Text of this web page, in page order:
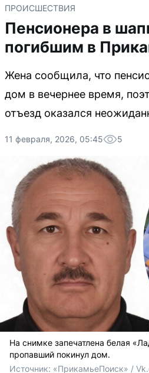
ПРОИСШЕСТВИЯ
Пенсионера в
погибшим в
Жена сообщила, что
дом в вечернее время,
отъезд оказался
11 февраля, 2026, 05:45 5
На снимке запечатлена белая
пропавший покинул дом.
Источник: «ПрикамьеПоиск» /